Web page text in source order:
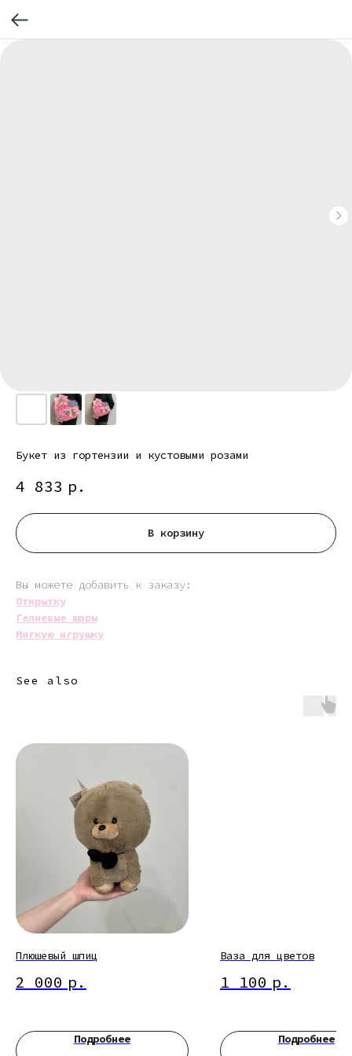
Букет из гортензии и кустовыми розами
4 833 р.
В корзину
Вы можете добавить к заказу:
Открытку
Гелиевые шары
Мягкую игрушку
See also
Плюшевый шпиц
2 000 р.
Подробнее
Ваза для цветов
1 100 р.
Подробнее